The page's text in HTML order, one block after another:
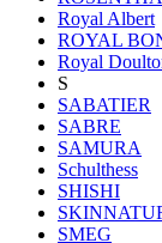
Royal Albert
ROYAL
Royal
S
SABATIER
SABRE
SAMURA
Schulthess
SHISHI
SMEG